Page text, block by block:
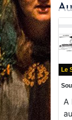
Le
A